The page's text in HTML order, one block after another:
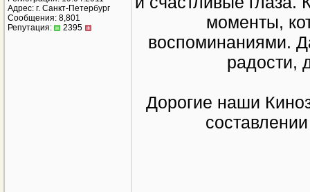
Адрес: г. Санкт-Петербург
Сообщения: 8,801
Репутация:
2395
моменты,
воспоминаниями.
радости,
Дорогие наши